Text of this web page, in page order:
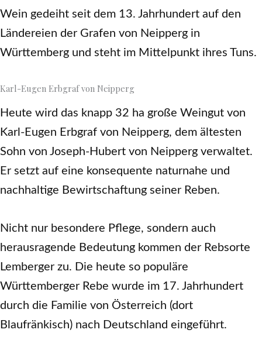
Wein gedeiht seit dem 13. Jahrhundert auf den
Ländereien der Grafen von Neipperg in
Württemberg und steht im Mittelpunkt ihres Tuns.
Karl-Eugen Erbgraf von Neipperg
Heute wird das knapp 32 ha große Weingut von
Karl-Eugen Erbgraf von Neipperg, dem ältesten
Sohn von Joseph-Hubert von Neipperg verwaltet.
Er setzt auf eine konsequente naturnahe und
nachhaltige Bewirtschaftung seiner Reben.
Nicht nur besondere Pflege, sondern auch
herausragende Bedeutung kommen der Rebsorte
Lemberger zu. Die heute so populäre
Württemberger Rebe wurde im 17. Jahrhundert
durch die Familie von Österreich (dort
Blaufränkisch) nach Deutschland eingeführt.